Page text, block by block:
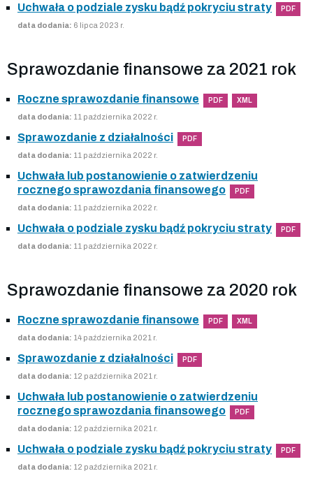
Uchwała o podziale zysku bądź pokryciu straty PDF
data dodania: 6 lipca 2023 r.
Sprawozdanie finansowe za 2021 rok
Roczne sprawozdanie finansowe PDF XML
data dodania: 11 października 2022 r.
Sprawozdanie z działalności PDF
data dodania: 11 października 2022 r.
Uchwała lub postanowienie o zatwierdzeniu
rocznego sprawozdania finansowego
PDF
data dodania: 11 października 2022 r.
Uchwała o podziale zysku bądź pokryciu straty PDF
data dodania: 11 października 2022 r.
Sprawozdanie finansowe za 2020 rok
Roczne sprawozdanie finansowe PDF XML
data dodania: 14 października 2021 r.
Sprawozdanie z działalności PDF
data dodania: 12 października 2021 r.
Uchwała lub postanowienie o zatwierdzeniu
rocznego sprawozdania finansowego
PDF
data dodania: 12 października 2021 r.
Uchwała o podziale zysku bądź pokryciu straty PDF
data dodania: 12 października 2021 r.